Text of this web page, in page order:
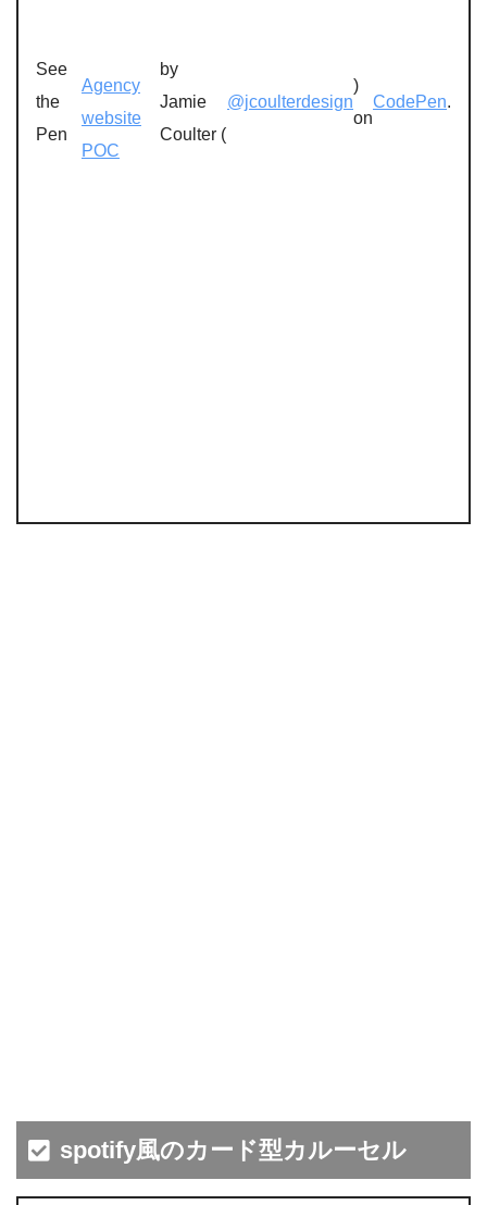
See
the
Pen
Agency
website
POC
by
Jamie
Coulter (
@jcoulterdesign
)
on
CodePen.
spotify風のカード型カルーセル